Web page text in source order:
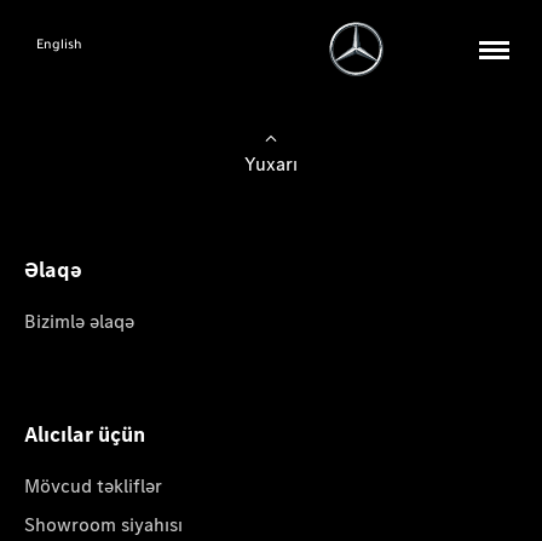
English
Yuxarı
Əlaqə
Bizimlə əlaqə
Alıcılar üçün
Mövcud təkliflər
Showroom siyahısı